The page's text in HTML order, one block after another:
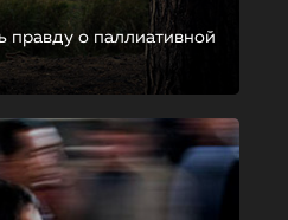
правду о паллиативной